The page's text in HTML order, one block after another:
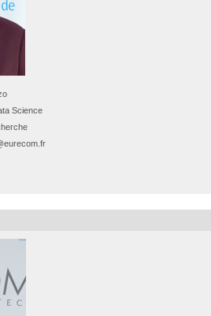
Science